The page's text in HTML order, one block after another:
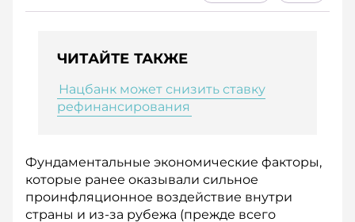
ЧИТАЙТЕ ТАКЖЕ
Нацбанк может снизить ставку
рефинансирования
Фундаментальные экономические факторы,
которые ранее оказывали сильное
проинфляционное воздействие внутри
страны и из-за рубежа (прежде всего